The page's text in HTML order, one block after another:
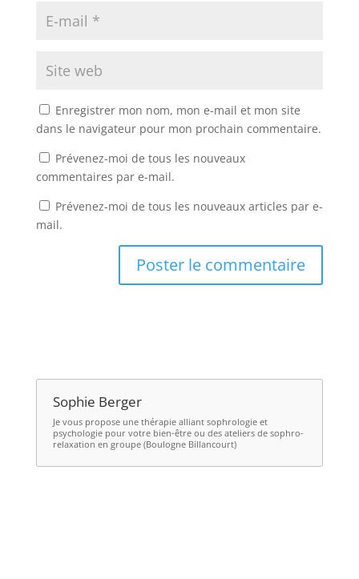
Enregistrer mon nom, mon e-mail et mon site
dans le navigateur pour mon prochain commentaire.
Prévenez-moi de tous les nouveaux
commentaires par e-mail.
Prévenez-moi de tous les nouveaux articles par e-
mail.
Sophie Berger
Je vous propose une thérapie alliant sophrologie et
psychologiepour votre bien-être ou des ateliers de sophro-
relaxation en groupe (Boulogne Billancourt)